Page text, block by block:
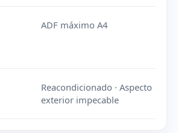
ADF máximo A4
Reacondicionado · Aspecto
exterior impecable